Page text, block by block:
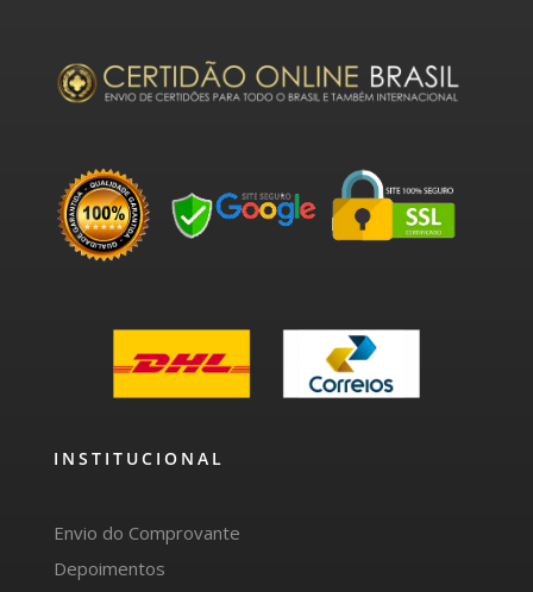
INSTITUCIONAL
Envio do Comprovante
Depoimentos